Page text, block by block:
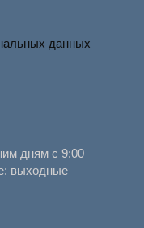
данных
дням с 9:00
выходные